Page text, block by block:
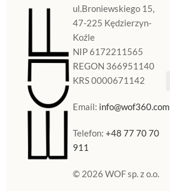
ul.Broniewskiego 15,
47-225 Kędzierzyn-
Koźle
NIP 6172211565
REGON 366951140
KRS 0000671142
Email: info@wof360.com
Telefon:+48 77 70 70
911
© 2026 WOF sp. z o.o.